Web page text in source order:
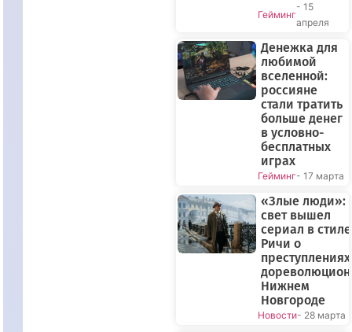
Гейминг
- 15
апреля
Денежка для
любимой
вселенной:
россияне
стали тратить
больше денег
в условно-
бесплатных
играх
Гейминг- 17 марта
«Злые люди»:
свет вышел
сериал в
Ричи о
Нижнем
Новгороде
Новости- 28 марта